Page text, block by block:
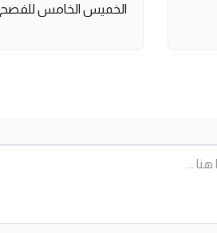
الخميس الخامس للفصح